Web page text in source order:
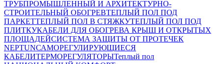
ТРУБПРОМЫШЛЕННЫЙ И АРХИТЕКТУРНО-
СТРОИТЕЛЬНЫЙ ОБОГРЕВТЕПЛЫЙ ПОЛ ПОД
ПАРКЕТТЕПЛЫЙ ПОЛ В СТЯЖКУТЕПЛЫЙ ПОЛ ПОД
ПЛИТКУКАБЕЛИ ДЛЯ ОБОГРЕВА КРЫШ И ОТКРЫТЫХ
ПЛОЩАДЕЙСИСТЕМА ЗАЩИТЫ ОТ ПРОТЕЧЕК
NEPTUNСАМОРЕГУЛИРУЮЩИЕСЯ
КАБЕЛИТЕРМОРЕГУЛЯТОРЫТеплый пол